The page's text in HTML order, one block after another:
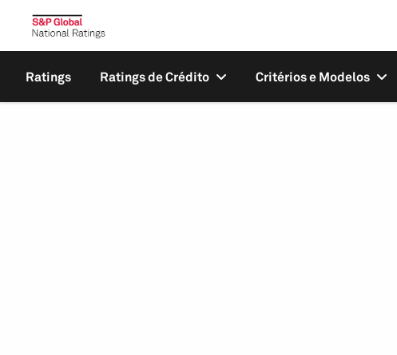
Ratings Ratings de Crédito Critérios e Modelos